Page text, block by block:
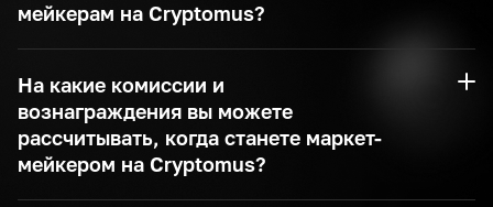
мейкерам на Cryptomus?
На какие комиссии и
вознаграждения вы можете
рассчитывать, когда станете маркет-
мейкером на Cryptomus?